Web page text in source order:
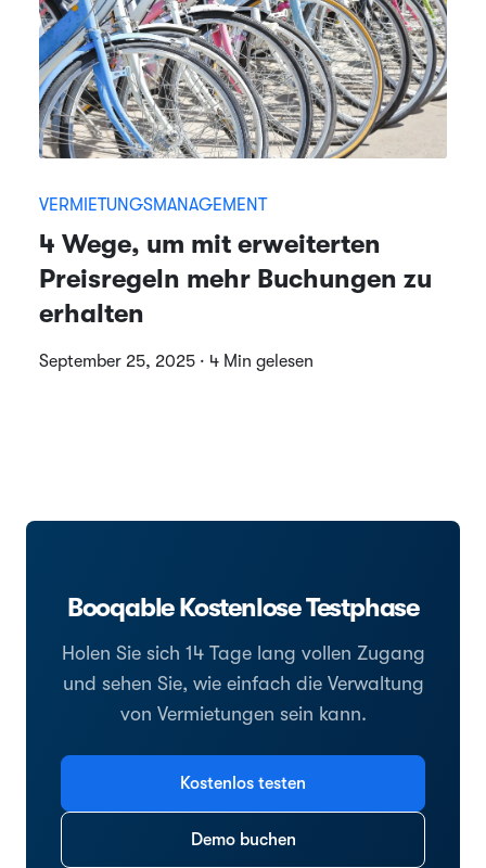
VERMIETUNGSMANAGEMENT
4 Wege, um mit erweiterten
Preisregeln mehr Buchungen zu
erhalten
September 25, 2025 · 4 Min gelesen
Booqable Kostenlose Testphase
Holen Sie sich 14 Tage lang vollen Zugang
und sehen Sie, wie einfach die Verwaltung
von Vermietungen sein kann.
Kostenlos testen
Demo buchen